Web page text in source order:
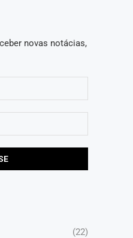
novas notácias,
(22)